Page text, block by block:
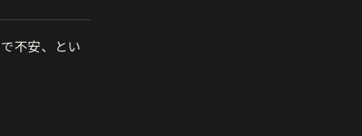
不安、とい